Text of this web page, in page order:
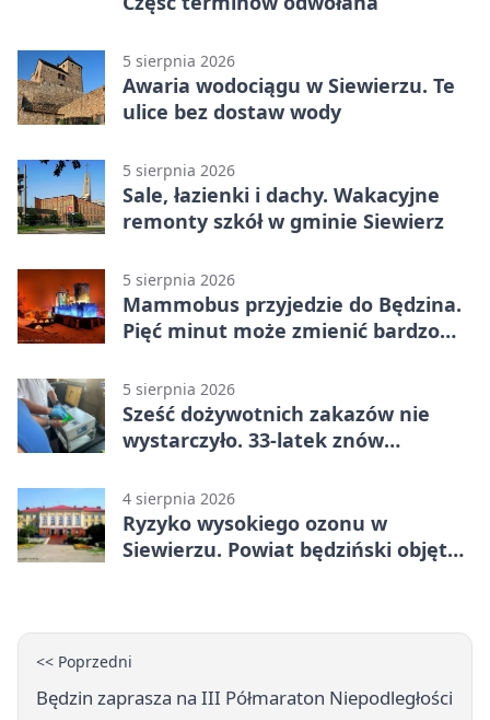
5 sierpnia 2026
Awaria wodociągu w Siewierzu. Te
ulice bez dostaw wody
5 sierpnia 2026
Sale, łazienki i dachy. Wakacyjne
remonty szkół w gminie Siewierz
5 sierpnia 2026
Mammobus przyjedzie do Będzina.
Pięć minut może zmienić bardzo
5 sierpnia 2026
Sześć dożywotnich zakazów nie
wystarczyło. 33-latek znów
4 sierpnia 2026
Ryzyko wysokiego ozonu w
Siewierzu. Powiat będziński objęty
<< Poprzedni
Będzin zaprasza na III Półmaraton Niepodległości